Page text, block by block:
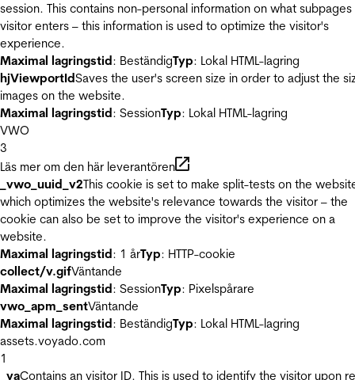
session. This contains non-personal information on what
visitor enters – this information is used to optimize the visitor's
experience.
Maximal lagringstid: BeständigTyp: Lokal HTML-lagring
hjViewportIdSaves the user's screen size in order to adjust the
images on the website.
Maximal lagringstid: SessionTyp: Lokal HTML-lagring
VWO
3
Läs mer om den här leverantören
_vwo_uuid_v2This cookie is set to make split-tests on the
which optimizes the website's relevance towards the visitor – the
cookie can also be set to improve the visitor's experience on a
website.
Maximal lagringstid: 1 årTyp: HTTP-cookie
collect/v.gifVäntande
Maximal lagringstid: SessionTyp: Pixelspårare
vwo_apm_sentVäntande
Maximal lagringstid: BeständigTyp: Lokal HTML-lagring
assets.voyado.com
1
_vaContains an visitor ID. This is used to identify the visitor upon